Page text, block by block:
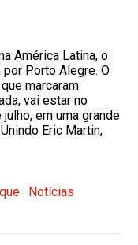
América Latina, o
Porto Alegre. O
marcaram
vai estar no
em uma grande
Eric Martin,
· Notícias